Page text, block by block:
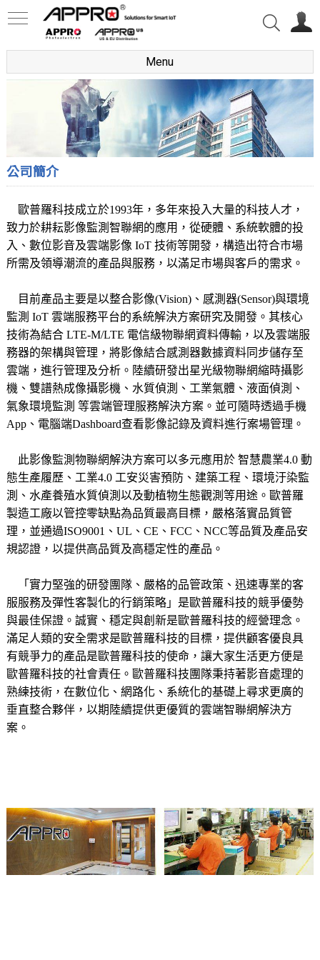
Menu
公司簡介
歐普羅科技成立於1993年，多年來投入大量的科技人才，
致力於耕耘影像監測智聯網的應用，從硬體、系統軟體的投
入、數位影音及雲端影像 IoT 技術等開發，構造出符合市場
所需及領導潮流的產品與服務，以滿足市場與客戶的需求。
目前產品主要是以整合影像(Vision)、 感測器(Sensor)與環境
監測 IoT 雲端服務平台的系統解決方案研究及開發。其核心
技術為結合 LTE-M/LTE 電信級物聯網資料傳輸， 以及雲端服
務器的架構與管理， 將影像結合感測器數據資料同步儲存至
雲端， 進行管理及分析。 陸續研發出星光級物聯網縮時攝影
機、 雙譜熱成像攝影機、 水質偵測、 工業氣體、 液面偵測、
氣象環境監測 等雲端管理服務解決方案。 並可隨時透過手機
App、 電腦端Dashboard查看影像記錄及資料進行案場管理。
此影像監測物聯網解決方案可以多元應用於 智慧農業4.0 動
態生產履歷、 工業4.0 工安災害預防、 建築工程、 環境汙染監
測、 水產養殖水質偵測以及動植物生態觀測等用途。 歐普羅
製造工廠以管控零缺點為品質最高目標，嚴格落實品質管
理，並通過ISO9001、UL、CE、FCC、NCC等品質及產品安
規認證，以提供高品質及高穩定性的產品。
「實力堅強的研發團隊、嚴格的品管政策、迅速專業的客
服服務及彈性客製化的行銷策略」是歐普羅科技的競爭優勢
與最佳保證。 誠實、穩定與創新是歐普羅科技的經營理念。
滿足人類的安全需求是歐普羅科技的目標，提供顧客優良具
有競爭力的產品是歐普羅科技的使命，讓大家生活更方便是
歐普羅科技的社會責任。歐普羅科技團隊秉持著影音處理的
熟練技術，在數位化、網路化、系統化的基礎上尋求更廣的
垂直整合夥伴，以期陸續提供更優質的雲端智聯網解決方
案。